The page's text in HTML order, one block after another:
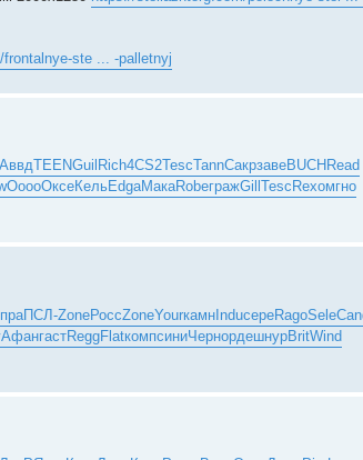
ste ... -palletnyj
АввдTEENGuil Rich4CS2TescTannСакрзавеBUCH Read
OoooОксеКельEdgaМакаRobeгражGill Tesc Rexoмгно
ПСЛ-ZoneРоссZoneYourкамнInduсереRagoSele
АфангастReggFlatкомпсиниЧернордешнурBritWind